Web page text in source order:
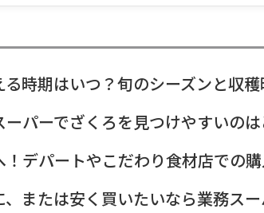
る時期はいつ？旬のシーズンと収穫
ーパーでざくろを見つけやすいの
！デパートやこだわり食材店での
、または安く買いたいなら業務ス